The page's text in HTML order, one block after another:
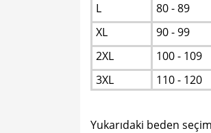
L
80 - 89
XL
90 - 99
2XL
100 - 109
3XL
110 - 120
Yukarıdaki beden